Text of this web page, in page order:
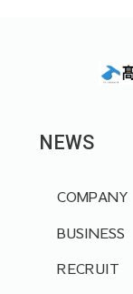
NEWS
COMPANY
BUSINESS
RECRUIT